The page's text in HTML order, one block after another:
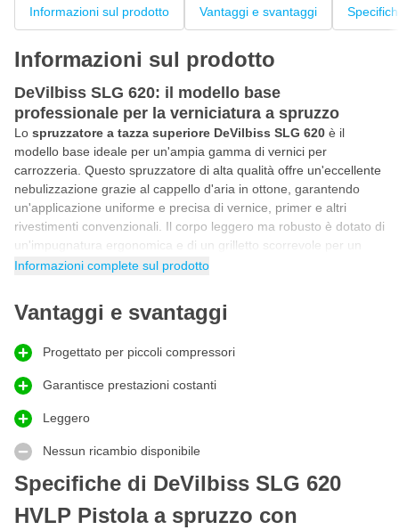
Informazioni sul prodotto Vantaggi e svantaggi
Informazioni sul prodotto
DeVilbiss SLG 620: il modello base
professionale per la verniciatura a spruzzo
Lo spruzzatore a tazza superiore DeVilbiss SLG 620 è il
modello base ideale per un'ampia gamma di vernici per
carrozzeria. Questo spruzzatore di alta qualità offre un'eccellente
nebulizzazione grazie al cappello d'aria in ottone, garantendo
un'applicazione uniforme e precisa di vernice, primer e altri
rivestimenti convenzionali. Il corpo leggero ma robusto è dotato di
un'impugnatura ergonomica e di un grilletto scorrevole per un
comfort di lavoro ottimale e un controllo completo del fluido e del
Spruzzatore per verniciatura economico di DeVilbiss
spruzzatore economico senza compromessi sulla qualità.
finitura DeVilbiss. Consuma relativamente poca aria (circa 386
rivestimenti. Grazie all'impugnatura ergonomica e al grilletto
morbido, il lavoro prolungato è confortevole. Ottimo rapporto
qualità-prezzo per chi inizia o lavora con un budget limitato.
Spruzzatore HVLP
Questo spruzzatore HVLP riduce notevolmente l'overspray e
Informazioni complete sul prodotto
Vantaggi e svantaggi
Progettato per piccoli compressori
Garantisce prestazioni costanti
Leggero
Nessun ricambio disponibile
Specifiche di DeVilbiss SLG 620
HVLP Pistola a spruzzo con